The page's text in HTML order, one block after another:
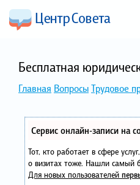
Бесплатная
Главная ВопросыТрудовое
Сервис онлайн-записи на
Тот, кто работает в сфере
о визитах тоже. Нашли самый
Для новых пользователей